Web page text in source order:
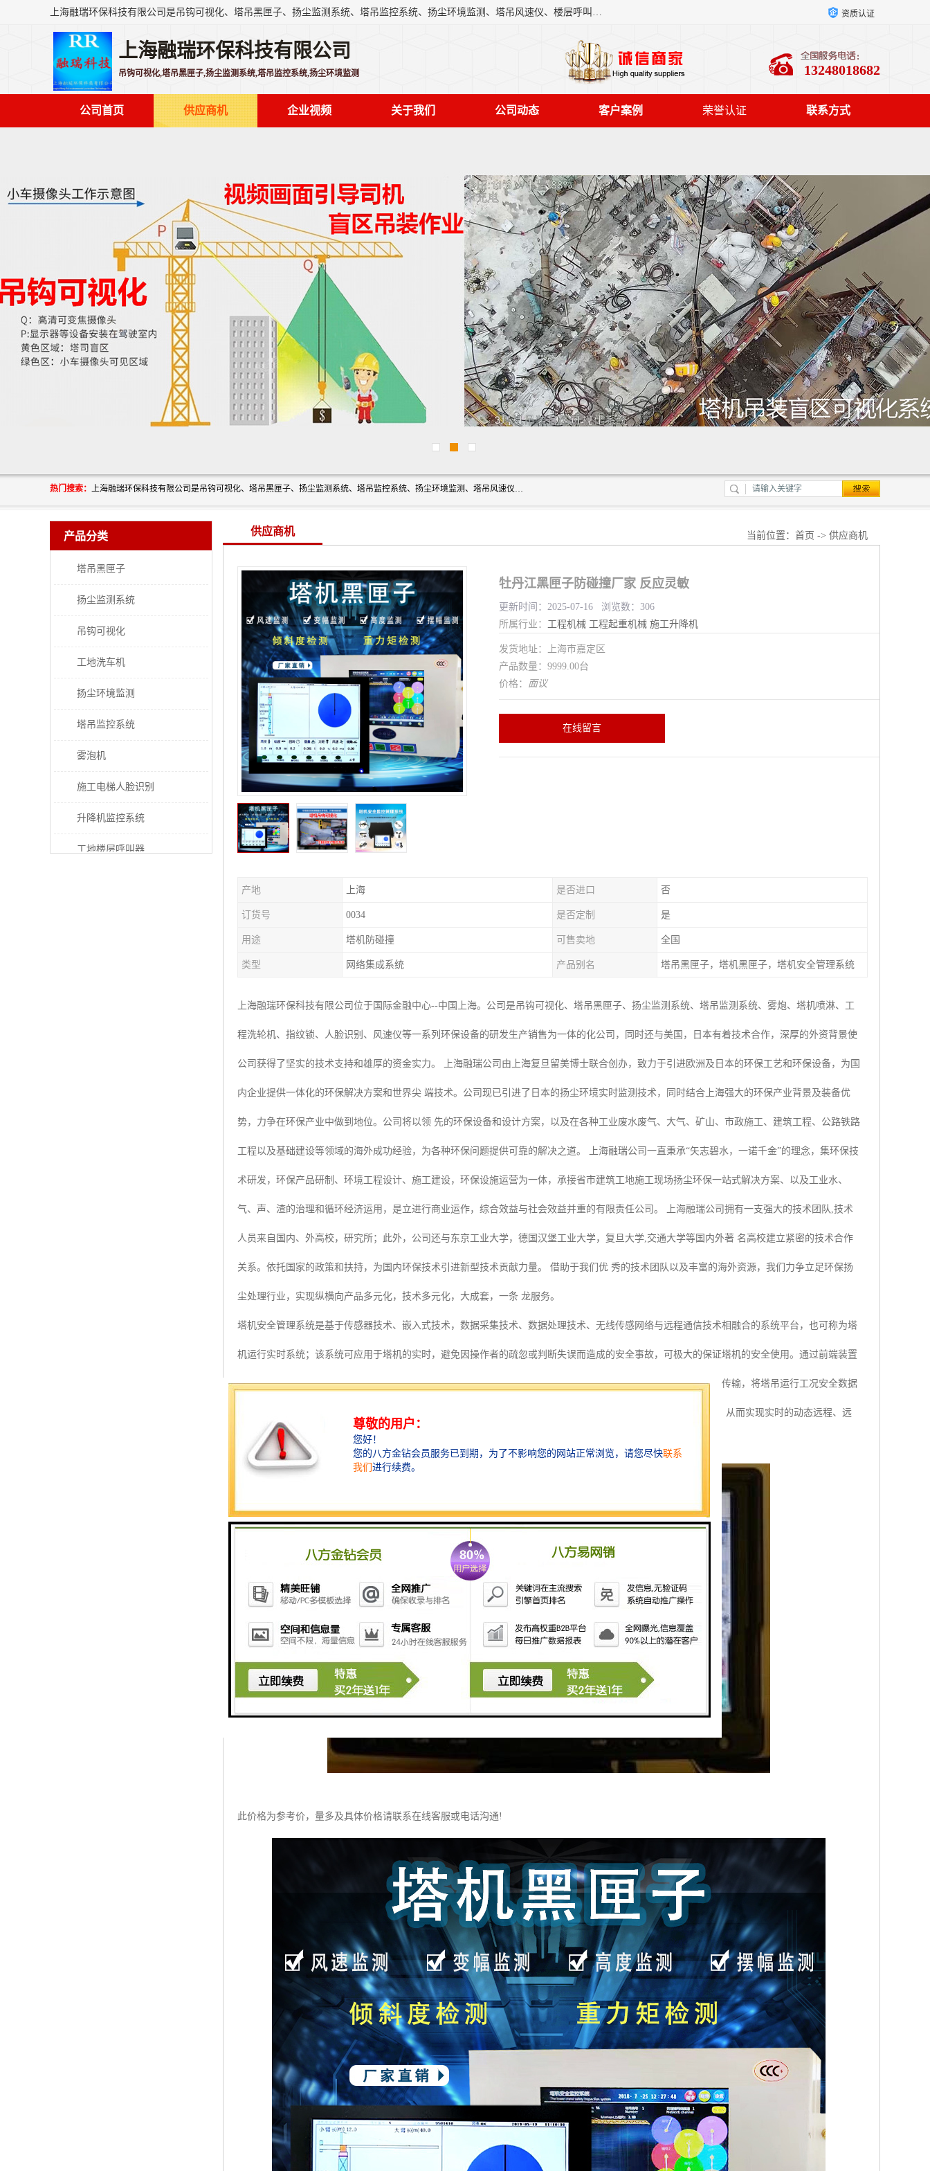
上海融瑞环保科技有限公司是吊钩可视化、塔吊黑匣子、扬尘监测系统、塔吊监控系统、扬尘环境监测、塔吊风速仪、楼层呼叫器、主令控制器、人脸识别、风速仪等一系列环保设备的研发生产销售为一体的专业化公司。 资质认证
上海融瑞环保科技有限公司
吊钩可视化,塔吊黑匣子,扬尘监测系统,塔吊监控系统,扬尘环境监测 13248018682
公司首页 供应商机 企业视频 关于我们 公司动态 客户案例 荣誉认证 联系方式
热门搜索： 上海融瑞环保科技有限公司是吊钩可视化、塔吊黑匣子、扬尘监测系统、塔吊监控系统、扬尘环境监测、塔吊风速仪、楼层呼叫器、主令控制器、人脸识别、风速仪等一系列环保设备的研发生产销售为一体的专业化公司。
产品分类
塔吊黑匣子
扬尘监测系统
吊钩可视化
工地洗车机
扬尘环境监测
塔吊监控系统
雾泡机
施工电梯人脸识别
升降机监控系统
工地楼层呼叫器
供应商机 当前位置： 首页 -> 供应商机
牡丹江黑匣子防碰撞厂家 反应灵敏
更新时间：2025-07-16 浏览数：306
所属行业： 工程机械 工程起重机械 施工升降机
发货地址：上海市嘉定区
产品数量：9999.00台
价格： 面议
在线留言
产地 上海 是否进口 否
订货号 0034 是否定制 是
用途 塔机防碰撞 可售卖地 全国
类型 网络集成系统 产品别名 塔吊黑匣子，塔机黑匣子，塔机安全管理系统
上海融瑞环保科技有限公司位于国际金融中心--中国上海。公司是吊钩可视化、塔吊黑匣子、扬尘监测系统、塔吊监测系统、雾炮、塔机喷淋、工
程洗轮机、指纹锁、人脸识别、风速仪等一系列环保设备的研发生产销售为一体的化公司，同时还与美国，日本有着技术合作，深厚的外资背景使
公司获得了坚实的技术支持和雄厚的资金实力。 上海融瑞公司由上海复旦留美博士联合创办，致力于引进欧洲及日本的环保工艺和环保设备，为国
内企业提供一体化的环保解决方案和世界尖 端技术。公司现已引进了日本的扬尘环境实时监测技术，同时结合上海强大的环保产业背景及装备优
势，力争在环保产业中做到地位。公司将以领 先的环保设备和设计方案，以及在各种工业废水废气、大气、矿山、市政施工、建筑工程、公路铁路
工程以及基础建设等领域的海外成功经验，为各种环保问题提供可靠的解决之道。 上海融瑞公司一直秉承“矢志碧水，一诺千金”的理念，集环保技
术研发，环保产品研制、环境工程设计、施工建设，环保设施运营为一体，承接省市建筑工地施工现场扬尘环保一站式解决方案、以及工业水、
气、声、渣的治理和循环经济运用，是立进行商业运作，综合效益与社会效益并重的有限责任公司。 上海融瑞公司拥有一支强大的技术团队,技术
人员来自国内、外高校，研究所；此外，公司还与东京工业大学，德国汉堡工业大学，复旦大学,交通大学等国内外著 名高校建立紧密的技术合作
关系。依托国家的政策和扶持，为国内环保技术引进新型技术贡献力量。 借助于我们优 秀的技术团队以及丰富的海外资源，我们力争立足环保扬
尘处理行业，实现纵横向产品多元化，技术多元化，大成套，一条 龙服务。
塔机安全管理系统是基于传感器技术、嵌入式技术，数据采集技术、数据处理技术、无线传感网络与远程通信技术相融合的系统平台，也可称为塔
机运行实时系统；该系统可应用于塔机的实时，避免因操作者的疏忽或判断失误而造成的安全事故，可极大的保证塔机的安全使用。通过前端装置
和后台管理系统无缝融合，实现了开放式的实时塔吊作业，在对塔吊实现现场安全的同时，通过远程高速无线数据传输，将塔吊运行工况安全数据
和报警信息通过移动互联网（DTU)实时发送到远程物联网平台，并能在报警时自动触发手机短信向相关人员告知，从而实现实时的动态远程、远
程报警，使得塔吊安全成为开放的实时动态。
此价格为参考价，量多及具体价格请联系在线客服或电话沟通!